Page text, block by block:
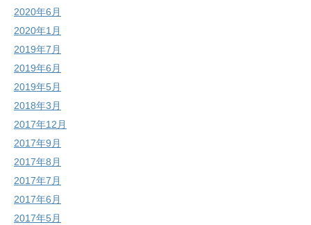
2020年6月
2020年1月
2019年7月
2019年6月
2019年5月
2018年3月
2017年12月
2017年9月
2017年8月
2017年7月
2017年6月
2017年5月